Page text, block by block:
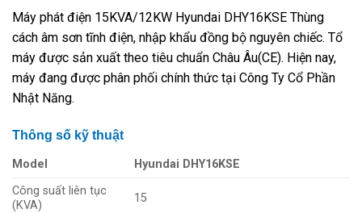
Máy phát điện 15KVA/12KW Hyundai DHY16KSE Thùng
cách âm sơn tĩnh điện, nhập khẩu đồng bộ nguyên chiếc. Tổ
máy được sản xuất theo tiêu chuẩn Châu Âu(CE). Hiện nay,
máy đang được phân phối chính thức tại Công Ty Cổ Phần
Nhật Năng.
Thông số kỹ thuật
Model
Hyundai DHY16KSE
Công suất liên tục
(KVA)
15